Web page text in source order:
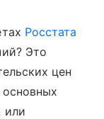
Росстата
Это
цен
или